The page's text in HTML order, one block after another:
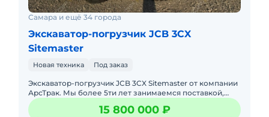
Самара и ещё 34 города
Экскаватор-погрузчик JCB 3CX
Sitemaster
Новая техника Под заказ
Экcкавaтор-погрузчик JCB 3CX Sitemaster от компании
АрсТрак. Мы более 5ти лет занимаемся поставкой,
продажей спецтехники по параллельному
импорту.Прямыепоставки15 800 000 ₽